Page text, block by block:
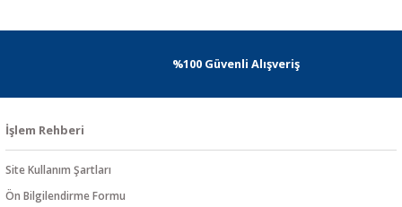
%100 Güvenli Alışveriş
İşlem Rehberi
Site Kullanım Şartları
Ön Bilgilendirme Formu